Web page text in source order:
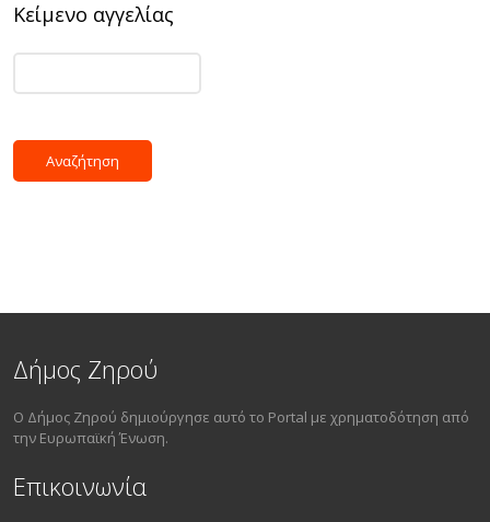
Κείμενο αγγελίας
Δήμος Ζηρού
Ο Δήμος Ζηρού δημιούργησε αυτό το Portal με χρηματοδότηση από
την Ευρωπαϊκή Ένωση.
Επικοινωνία